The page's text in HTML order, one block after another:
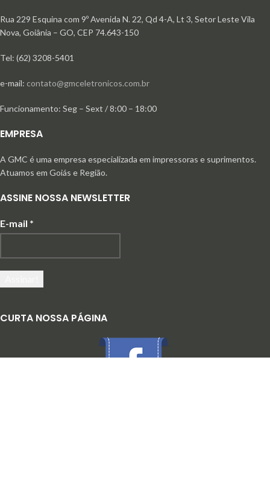
Rua 229 Esquina com 9º Avenida N. 22, Qd 4-A, Lt 3, Setor Leste Vila
Nova, Goiânia – GO, CEP 74.643-150
Tel: (62) 3208-5401
e-mail: contato@gmceletronicos.com.br
Funcionamento: Seg – Sext / 8:00 – 18:00
EMPRESA
A GMC é uma empresa especializada em impressoras e suprimentos.
Atuamos em Goiás e Região.
ASSINE NOSSA NEWSLETTER
E-mail *
CURTA NOSSA PÁGINA